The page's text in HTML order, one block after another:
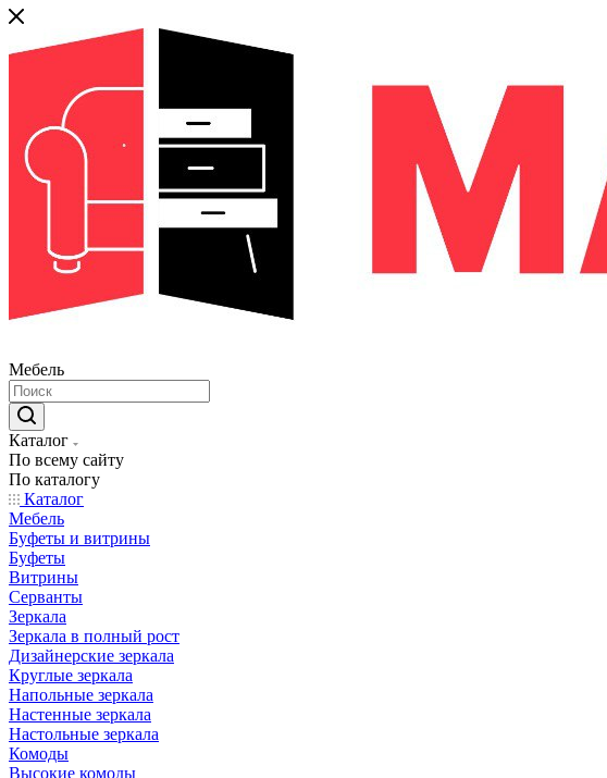
Мебель
Каталог
По всему сайту
По каталогу
Каталог
Мебель
Буфеты и витрины
Буфеты
Витрины
Серванты
Зеркала
Зеркала в полный рост
Дизайнерские зеркала
Круглые зеркала
Напольные зеркала
Настенные зеркала
Настольные зеркала
Комоды
Высокие комоды